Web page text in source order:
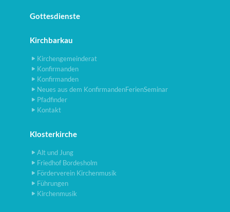
Gottesdienste
Kirchbarkau
Kirchengemeinderat
Konfirmanden
Konfirmanden
Neues aus dem KonfirmandenFerienSeminar
Pfadfinder
Kontakt
Klosterkirche
Alt und Jung
Friedhof Bordesholm
Förderverein Kirchenmusik
Führungen
Kirchenmusik